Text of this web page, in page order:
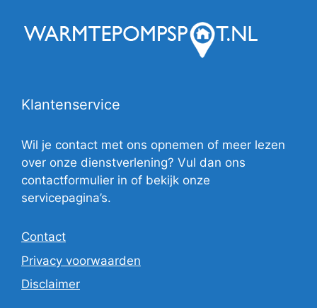
Klantenservice
Wil je contact met ons opnemen of meer lezen
over onze dienstverlening? Vul dan ons
contactformulier in of bekijk onze
servicepagina’s.
Contact
Privacy voorwaarden
Disclaimer